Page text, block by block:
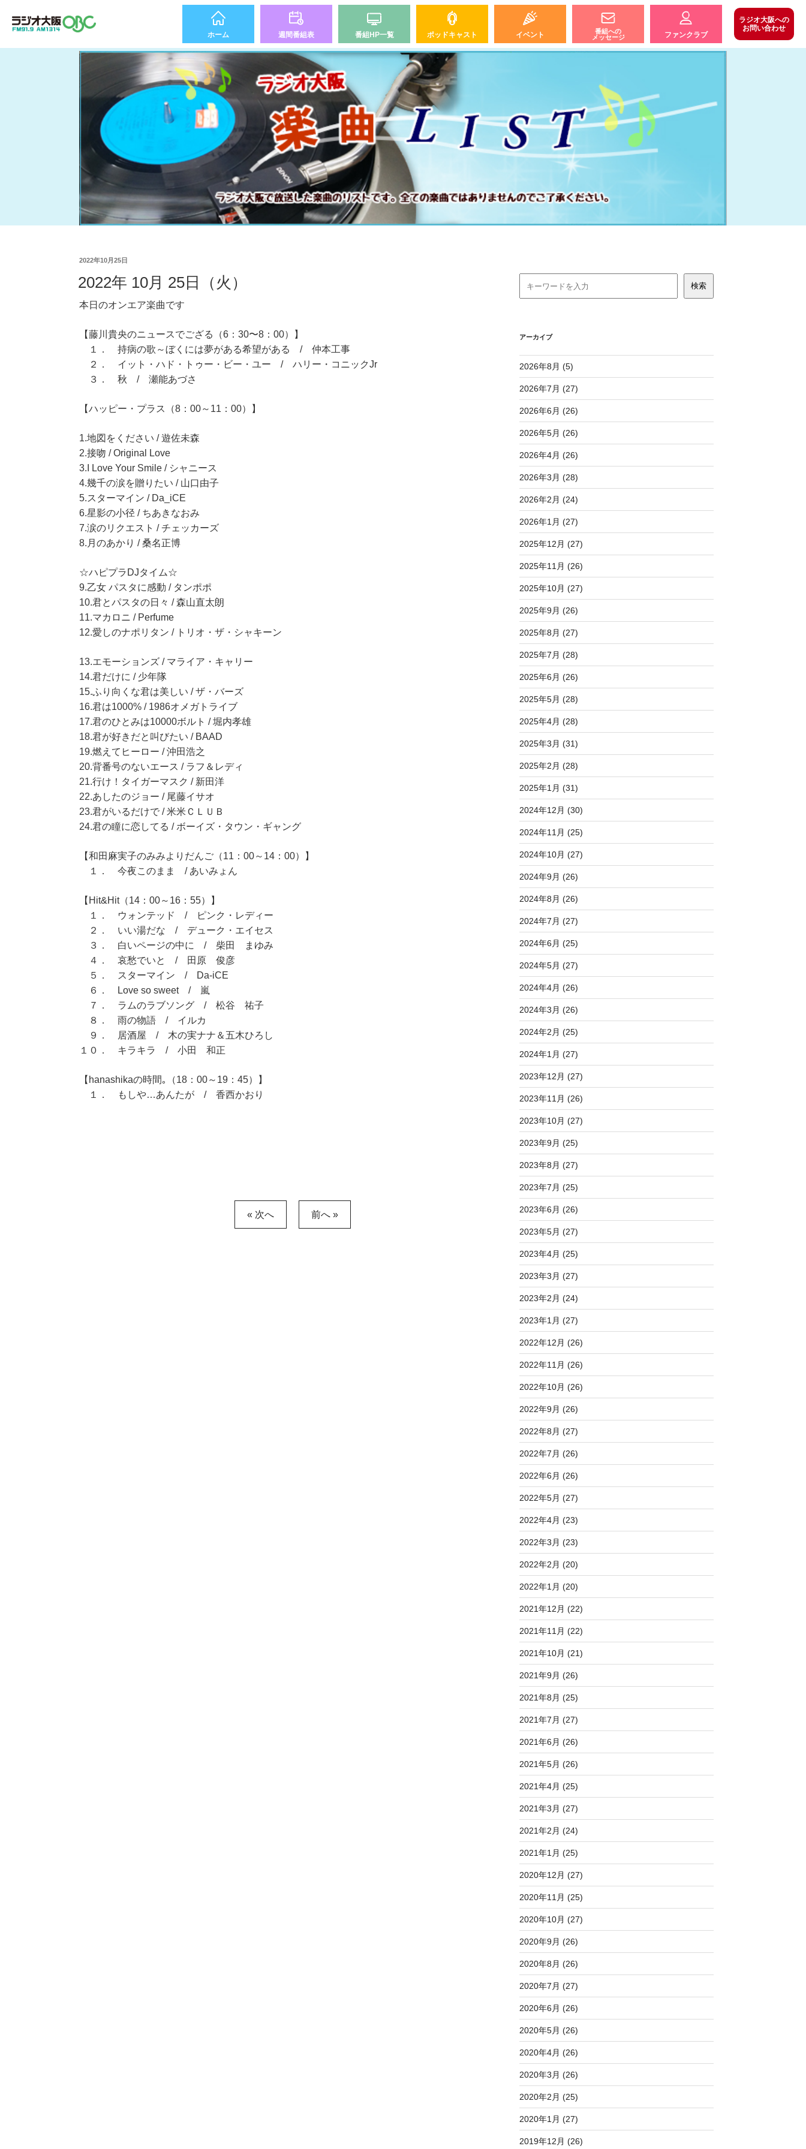
ホーム 週間番組表 番組HP一覧 ポッドキャスト イベント
番組への
メッセージ
ファンクラブ
ラジオ大阪への
お問い合わせ
2022年10月25日
2022年 10月 25日（火）
本日のオンエア楽曲です
【藤川貴央のニュースでござる（6：30〜8：00）】
１． 持病の歌～ぼくには夢がある希望がある / 仲本工事
２． イット・ハド・トゥー・ビー・ユー / ハリー・コニックJr
３． 秋 / 瀬能あづさ
【ハッピー・プラス（8：00～11：00）】
1.地図をください / 遊佐未森
2.接吻 / Original Love
3.I Love Your Smile / シャニース
4.幾千の涙を贈りたい / 山口由子
5.スターマイン / Da_iCE
6.星影の小径 / ちあきなおみ
7.涙のリクエスト / チェッカーズ
8.月のあかり / 桑名正博
☆ハピプラDJタイム☆
9.乙女 パスタに感動 / タンポポ
10.君とパスタの日々 / 森山直太朗
11.マカロニ / Perfume
12.愛しのナポリタン / トリオ・ザ・シャキーン
13.エモーションズ / マライア・キャリー
14.君だけに / 少年隊
15.ふり向くな君は美しい / ザ・バーズ
16.君は1000% / 1986オメガトライブ
17.君のひとみは10000ボルト / 堀内孝雄
18.君が好きだと叫びたい / BAAD
19.燃えてヒーロー / 沖田浩之
20.背番号のないエース / ラフ＆レディ
21.行け！タイガーマスク / 新田洋
22.あしたのジョー / 尾藤イサオ
23.君がいるだけで / 米米ＣＬＵＢ
24.君の瞳に恋してる / ボーイズ・タウン・ギャング
【和田麻実子のみみよりだんご（11：00～14：00）】
１． 今夜このまま / あいみょん
【Hit&Hit（14：00～16：55）】
１． ウォンテッド / ピンク・レディー
２． いい湯だな / デューク・エイセス
３． 白いページの中に / 柴田 まゆみ
４． 哀愁でいと / 田原 俊彦
５． スターマイン / Da-iCE
６． Love so sweet / 嵐
７． ラムのラブソング / 松谷 祐子
８． 雨の物語 / イルカ
９． 居酒屋 / 木の実ナナ＆五木ひろし
１０． キラキラ / 小田 和正
【hanashikaの時間｡（18：00～19：45）】
１． もしや…あんたが / 香西かおり
« 次へ 前へ »
アーカイブ
2026年8月 (5)
2026年7月 (27)
2026年6月 (26)
2026年5月 (26)
2026年4月 (26)
2026年3月 (28)
2026年2月 (24)
2026年1月 (27)
2025年12月 (27)
2025年11月 (26)
2025年10月 (27)
2025年9月 (26)
2025年8月 (27)
2025年7月 (28)
2025年6月 (26)
2025年5月 (28)
2025年4月 (28)
2025年3月 (31)
2025年2月 (28)
2025年1月 (31)
2024年12月 (30)
2024年11月 (25)
2024年10月 (27)
2024年9月 (26)
2024年8月 (26)
2024年7月 (27)
2024年6月 (25)
2024年5月 (27)
2024年4月 (26)
2024年3月 (26)
2024年2月 (25)
2024年1月 (27)
2023年12月 (27)
2023年11月 (26)
2023年10月 (27)
2023年9月 (25)
2023年8月 (27)
2023年7月 (25)
2023年6月 (26)
2023年5月 (27)
2023年4月 (25)
2023年3月 (27)
2023年2月 (24)
2023年1月 (27)
2022年12月 (26)
2022年11月 (26)
2022年10月 (26)
2022年9月 (26)
2022年8月 (27)
2022年7月 (26)
2022年6月 (26)
2022年5月 (27)
2022年4月 (23)
2022年3月 (23)
2022年2月 (20)
2022年1月 (20)
2021年12月 (22)
2021年11月 (22)
2021年10月 (21)
2021年9月 (26)
2021年8月 (25)
2021年7月 (27)
2021年6月 (26)
2021年5月 (26)
2021年4月 (25)
2021年3月 (27)
2021年2月 (24)
2021年1月 (25)
2020年12月 (27)
2020年11月 (25)
2020年10月 (27)
2020年9月 (26)
2020年8月 (26)
2020年7月 (27)
2020年6月 (26)
2020年5月 (26)
2020年4月 (26)
2020年3月 (26)
2020年2月 (25)
2020年1月 (27)
2019年12月 (26)